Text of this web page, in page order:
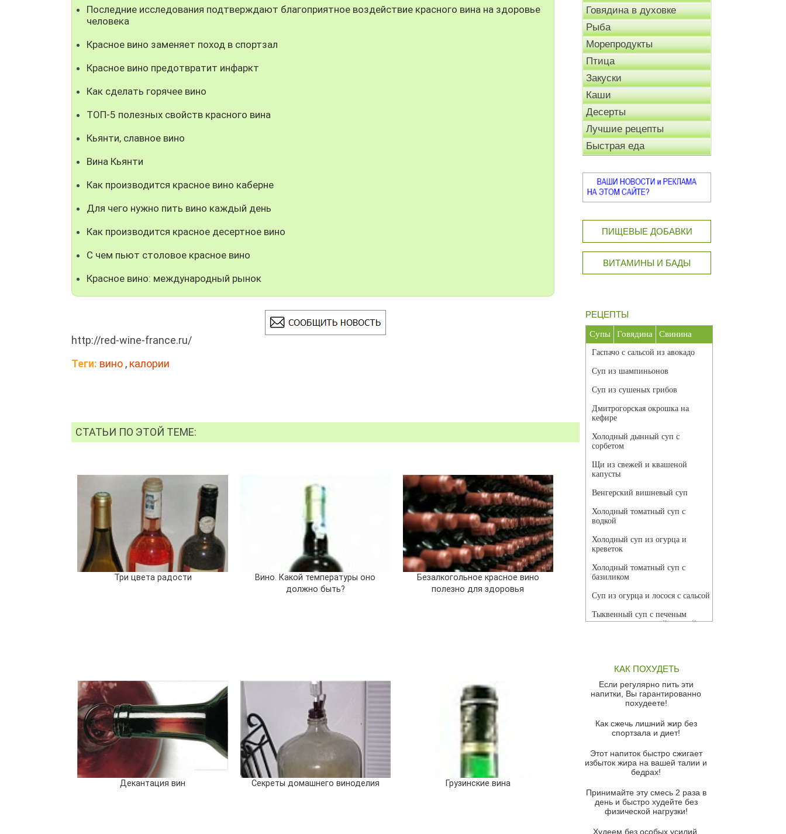
Последние исследования подтверждают благоприятное воздействие красного вина на здоровье
человека
Красное вино заменяет поход в спортзал
Красное вино предотвратит инфаркт
Как сделать горячее вино
ТОП-5 полезных свойств красного вина
Кьянти, славное вино
Вина Кьянти
Как производится красное вино каберне
Для чего нужно пить вино каждый день
Как производится красное десертное вино
С чем пьют столовое красное вино
Красное вино: международный рынок
http://red-wine-france.ru/
Теги: вино , калории
СТАТЬИ ПО ЭТОЙ ТЕМЕ:
Три цвета радости
Вино. Какой температуры оно
должно быть?
Безалкогольное красное вино
полезно для здоровья
Декантация вин Секреты домашнего виноделия Грузинские вина
Говядина в духовке
Рыба
Морепродукты
Птица
Закуски
Каши
Десерты
Лучшие рецепты
Быстрая еда
ПИЩЕВЫЕ ДОБАВКИ
ВИТАМИНЫ И БАДЫ
РЕЦЕПТЫ
Супы Говядина Свинина
Гаспачо с сальсой из авокадо
Суп из шампиньонов
Суп из сушеных грибов
Дмитрогорская окрошка на
кефире
Холодный дынный суп с
сорбетом
Щи из свежей и квашеной
капусты
Венгерский вишневый суп
Холодный томатный суп с
водкой
Холодный суп из огурца и
креветок
Холодный томатный суп с
базиликом
Суп из огурца и лосося с сальсой
Тыквенный суп с печеным
чесноком и томатной сальсой
красного перца
Парижский луковый суп
Суп из спаржи и горошка с
Суп-крем из цветной капусты
Французский луковый суп
Суп из баклажанов с моцареллой
Грибной крем-суп с кростини с
козьим сыром
Суп мисо с зеленым луком и
КАК ПОХУДЕТЬ
Если регулярно пить эти
напитки, Вы гарантированно
похудеете!
Как сжечь лишний жир без
спортзала и диет!
Этот напиток быстро сжигает
избыток жира на вашей талии и
бедрах!
Принимайте эту смесь 2 раза в
день и быстро худейте без
физической нагрузки!
Худеем без особых усилий,